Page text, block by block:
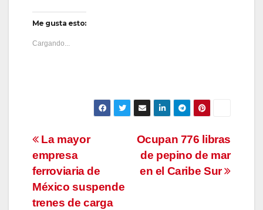
Me gusta esto:
Cargando...
Navegación
de
entradas
Ocupan 776 libras
de pepino de mar
en el Caribe Sur
La mayor
empresa
ferroviaria de
México suspende
trenes de carga